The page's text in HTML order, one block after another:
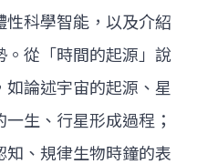
科學智能，以及介紹
。從「時間的起源」說
論述宇宙的起源、星
生、行星形成過程；
知、規律生物時鐘的表